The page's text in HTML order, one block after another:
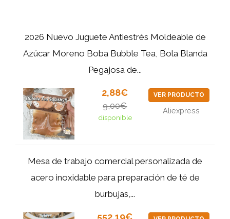
2026 Nuevo Juguete Antiestrés Moldeable de
Azúcar Moreno Boba Bubble Tea, Bola Blanda
Pegajosa de...
2,88€
9,00€
disponible
VER PRODUCTO
Aliexpress
Mesa de trabajo comercial personalizada de
acero inoxidable para preparación de té de
burbujas,...
552,19€